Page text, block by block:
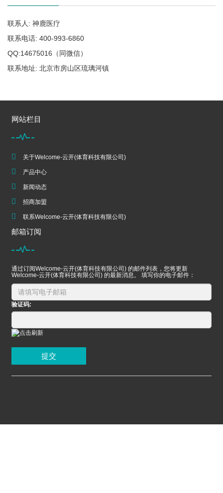
联系人: 神鹿医疗
联系电话: 400-993-6860
QQ:14675016（同微信）
联系地址: 北京市房山区琉璃河镇
网站栏目
关于Welcome-云开(体育科技有限公司)
产品中心
新闻动态
招商加盟
联系Welcome-云开(体育科技有限公司)
邮箱订阅
通过订阅Welcome-云开(体育科技有限公司) 的邮件列表，您将更新
Welcome-云开(体育科技有限公司) 的最新消息。 填写你的电子邮件：
验证码:
提交